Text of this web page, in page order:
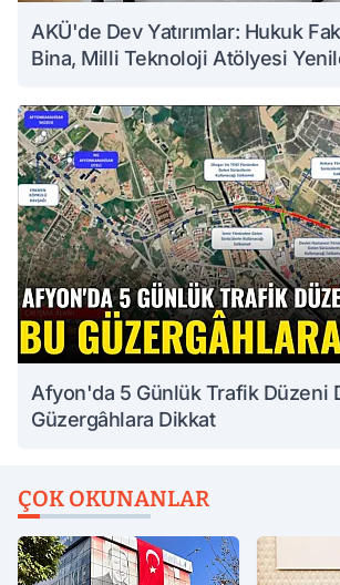
AKÜ'de Dev Yatırımlar: Hukuk
Bina, Milli Teknoloji Atölyesi
Afyon'da 5 Günlük Trafik Düzeni
Güzergâhlara Dikkat
ÇOK OKUNANLAR